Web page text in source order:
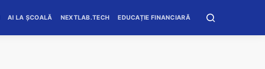
AI LA ȘCOALĂ NEXTLAB.TECH EDUCAȚIE FINANCIARĂ